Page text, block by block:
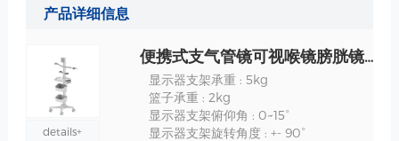
产品详细信息
details+
便携式支气管镜可视喉镜膀胱镜内窥镜车设备推车-模块化安装-RS008 规格
显示器支架承重 : 5kg
篮子承重 : 2kg
显示器支架俯仰角 : 0~15°
显示器支架旋转角度 : +- 90°